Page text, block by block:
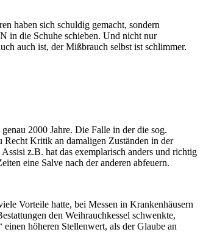
haben sich schuldig gemacht, sondern
in die Schuhe schieben. Und nicht nur
auch ist, der Mißbrauch selbst ist schlimmer.
2000 Jahre. Die Falle in der die sog.
Recht Kritik an damaligen Zuständen in der
z.B. hat das exemplarisch anders und richtig
eine Salve nach der anderen abfeuern.
Vorteile hatte, bei Messen in Krankenhäusern
den Weihrauchkessel schwenkte,
höheren Stellenwert, als der Glaube an